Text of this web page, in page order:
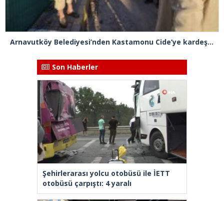
Arnavutköy Belediyesi’nden Kastamonu Cide’ye kardeşlik eli
Son Haberler
Şehirlerarası yolcu otobüsü ile İETT
otobüsü çarpıştı: 4 yaralı